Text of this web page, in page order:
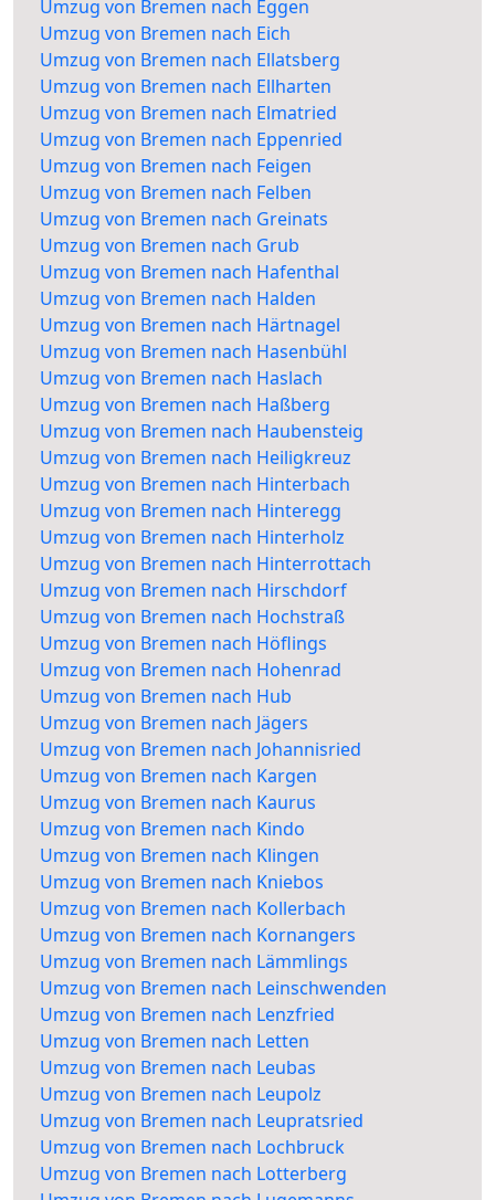
Umzug von Bremen nach Eggen
Umzug von Bremen nach Eich
Umzug von Bremen nach Ellatsberg
Umzug von Bremen nach Ellharten
Umzug von Bremen nach Elmatried
Umzug von Bremen nach Eppenried
Umzug von Bremen nach Feigen
Umzug von Bremen nach Felben
Umzug von Bremen nach Greinats
Umzug von Bremen nach Grub
Umzug von Bremen nach Hafenthal
Umzug von Bremen nach Halden
Umzug von Bremen nach Härtnagel
Umzug von Bremen nach Hasenbühl
Umzug von Bremen nach Haslach
Umzug von Bremen nach Haßberg
Umzug von Bremen nach Haubensteig
Umzug von Bremen nach Heiligkreuz
Umzug von Bremen nach Hinterbach
Umzug von Bremen nach Hinteregg
Umzug von Bremen nach Hinterholz
Umzug von Bremen nach Hinterrottach
Umzug von Bremen nach Hirschdorf
Umzug von Bremen nach Hochstraß
Umzug von Bremen nach Höflings
Umzug von Bremen nach Hohenrad
Umzug von Bremen nach Hub
Umzug von Bremen nach Jägers
Umzug von Bremen nach Johannisried
Umzug von Bremen nach Kargen
Umzug von Bremen nach Kaurus
Umzug von Bremen nach Kindo
Umzug von Bremen nach Klingen
Umzug von Bremen nach Kniebos
Umzug von Bremen nach Kollerbach
Umzug von Bremen nach Kornangers
Umzug von Bremen nach Lämmlings
Umzug von Bremen nach Leinschwenden
Umzug von Bremen nach Lenzfried
Umzug von Bremen nach Letten
Umzug von Bremen nach Leubas
Umzug von Bremen nach Leupolz
Umzug von Bremen nach Leupratsried
Umzug von Bremen nach Lochbruck
Umzug von Bremen nach Lotterberg